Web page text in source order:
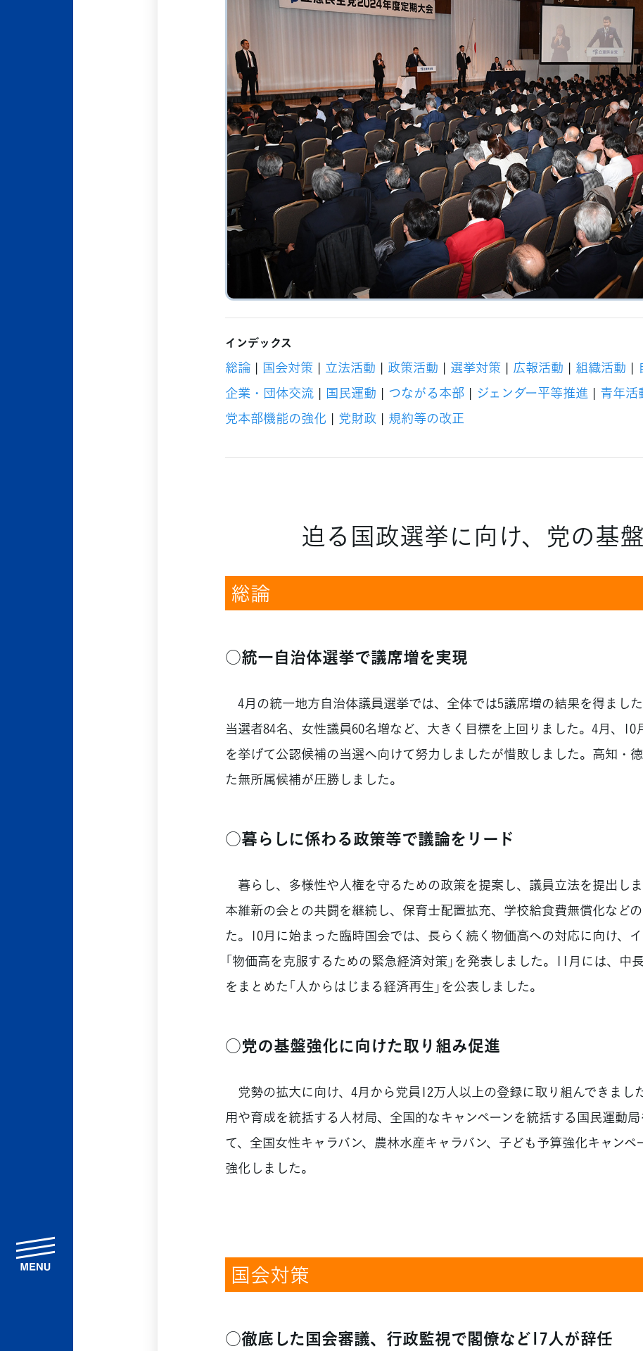
インデックス
総論| 国会対策| 立法活動 | 政策活動 | 選挙対策| 広報活動 | 組織活動 |
企業・団体交流| 国民運動 | つながる本部| ジェンダー平等推進| 青年活
党本部機能の強化 | 党財政| 規約等の改正
迫る国政選挙に向け、党の基
総論
○統一自治体選挙で議席増を実現
4月の統一地方自治体議員選挙では、全体では5議席増の結果を得まし
当選者84名、女性議員60名増など、大きく目標を上回りました。4月、
を挙げて公認候補の当選へ向けて努力しましたが惜敗しました。高知・
た無所属候補が圧勝しました。
○暮らしに係わる政策等で議論をリード
暮らし、多様性や人権を守るための政策を提案し、議員立法を提出し
本維新の会との共闘を継続し、保育士配置拡充、学校給食費無償化など
た。10月に始まった臨時国会では、長らく続く物価高への対応に向け、
「物価高を克服するための緊急経済対策」を発表しました。11月には、中
をまとめた「人からはじまる経済再生」を公表しました。
○党の基盤強化に向けた取り組み促進
党勢の拡大に向け、4月から党員12万人以上の登録に取り組んできまし
用や育成を統括する人材局、全国的なキャンペーンを統括する国民運動
て、全国女性キャラバン、農林水産キャラバン、子ども予算強化キャン
強化しました。
国会対策
○徹底した国会審議、行政監視で閣僚など17人が辞任